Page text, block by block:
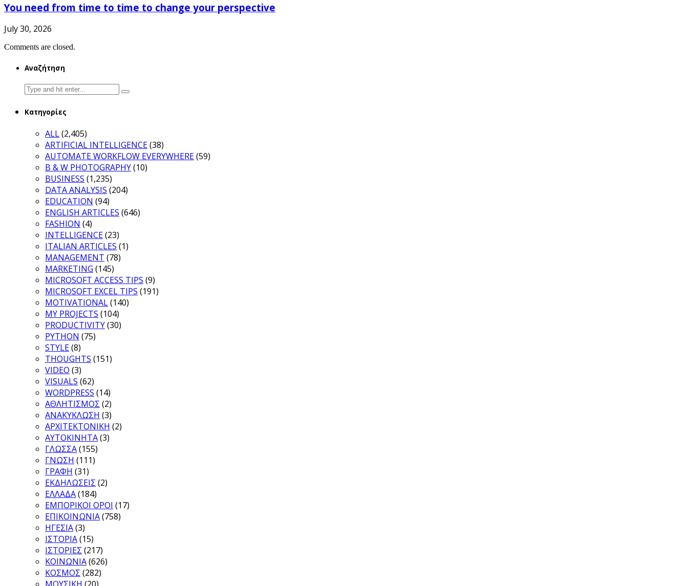
You need from time to time to change your perspective
July 30, 2026
Comments are closed.
Αναζήτηση
Search
for:
Κατηγορίες
ALL(2,405)
ARTIFICIAL INTELLIGENCE(38)
AUTOMATE WORKFLOW EVERYWHERE(59)
B & W PHOTOGRAPHY(10)
BUSINESS (1,235)
DATA ANALYSIS (204)
EDUCATION (94)
ENGLISH ARTICLES (646)
FASHION (4)
INTELLIGENCE(23)
ITALIAN ARTICLES (1)
MANAGEMENT (78)
MARKETING (145)
MICROSOFT ACCESS TIPS (9)
MICROSOFT EXCEL TIPS (191)
MOTIVATIONAL(140)
MY PROJECTS (104)
PRODUCTIVITY(30)
PYTHON (75)
STYLE(8)
THOUGHTS (151)
VIDEO (3)
VISUALS (62)
WORDPRESS (14)
ΑΘΛΗΤΙΣΜΟΣ (2)
ΑΝΑΚΥΚΛΩΣΗ (3)
ΑΡΧΙΤΕΚΤΟΝΙΚΗ (2)
ΑΥΤΟΚΙΝΗΤΑ(3)
ΓΛΩΣΣΑ(155)
ΓΝΩΣΗ (111)
ΓΡΑΦΗ (31)
ΕΚΔΗΛΩΣΕΙΣ (2)
ΕΛΛΑΔΑ(184)
ΕΜΠΟΡΙΚΟΙ ΟΡΟΙ (17)
ΕΠΙΚΟΙΝΩΝΙΑ(758)
ΗΓΕΣΙΑ(3)
ΙΣΤΟΡΙΑ(15)
ΙΣΤΟΡΙΕΣ (217)
ΚΟΙΝΩΝΙΑ(626)
ΚΟΣΜΟΣ (282)